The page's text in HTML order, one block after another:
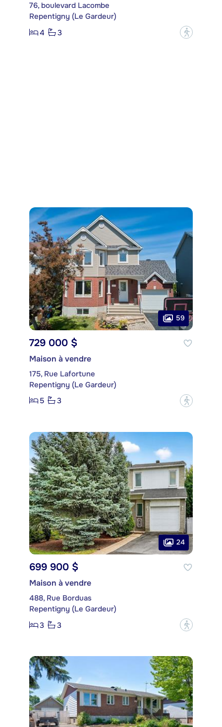
76, boulevard Lacombe
Repentigny (Le Gardeur)
4
3 ?
59
729 000 $
Maison à vendre
175, Rue Lafortune
Repentigny (Le Gardeur)
5
3 ?
24
699 900 $
Maison à vendre
488, Rue Borduas
Repentigny (Le Gardeur)
3
3 ?